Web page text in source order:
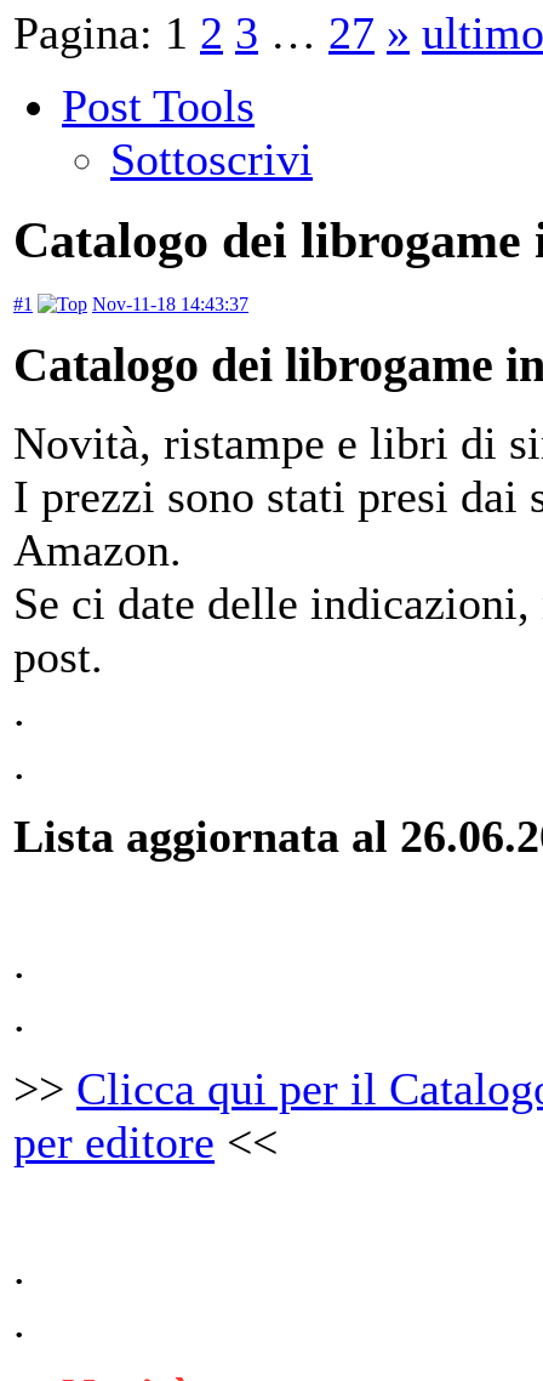
Pagina: 1 2 3 … 27 » ultimo
Post Tools
Sottoscrivi
Catalogo dei librogame
#1 Nov-11-18 14:43:37
Catalogo dei librogame
Novità, ristampe e libri di
I prezzi sono stati presi
Amazon.
Se ci date delle
post.
.
.
Lista aggiornata al
.
.
>> Clicca qui per il
per editore <<
.
.